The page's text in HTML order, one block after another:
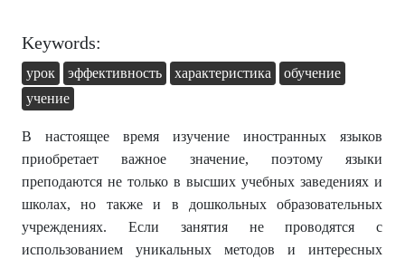
Keywords:
урок эффективность характеристика
обучение
учение
В настоящее время изучение иностранных языков
приобретает важное значение, поэтому языки
преподаются не только в высших учебных заведениях и
школах, но также и в дошкольных образовательных
учреждениях. Если занятия не проводятся с
использованием уникальных методов и интересных